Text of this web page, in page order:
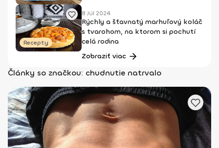
Recepty
8 Júl 2024
Rýchly a šťavnatý marhuľový koláč
s tvarohom, na ktorom si pochutí
celá rodina
Zobraziť viac
Články so značkou: chudnutie natrvalo